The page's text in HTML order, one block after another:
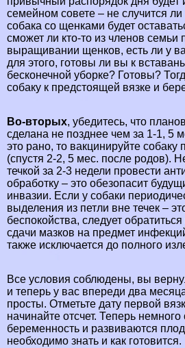
семейном совете – не случится ли
собака со щенками будет
сможет ли кто-то из члeнов семьи
выращивании щенков, есть ли у
для этого, готовы ли вы к
бесконечной уборке? Готовы?
собаку к предстоящей вязке и
Во-вторых, убедитесь, что
сделана не позднее чем за 1-1, 5
это рано, то вакцинируйте
(спустя 2-2, 5 мес. после родов).
течкой за 2-3 недели провести
обработку – это обезопасит
инвазии. Если у собаки
выделения из петли вне течек –
беспокойства, следует
сдачи мазков на предмет
также исключается до полного
Все условия соблюдены, вы
и теперь у вас впереди два
просты. Отметьте дату первой
начинайте отсчет. Теперь немного
беременность и развиваются
необходимо знать и как готовится.